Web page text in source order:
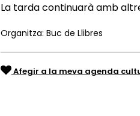
La tarda continuarà amb
Organitza: Buc de Llibres
Afegir a la meva agenda